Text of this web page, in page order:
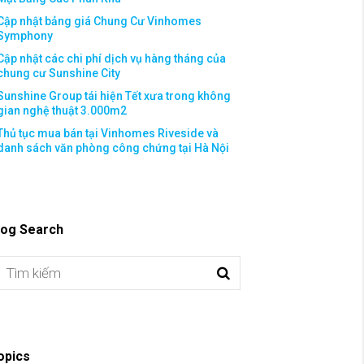
nhật bảng giá Chung Cư Vinhomes
nhật các chi phí dịch vụ hàng tháng của
cư Sunshine City
Group tái hiện Tết xưa trong không
nghệ thuật 3.000m2
tục mua bán tại Vinhomes Riveside và
sách văn phòng công chứng tại Hà Nội
Search